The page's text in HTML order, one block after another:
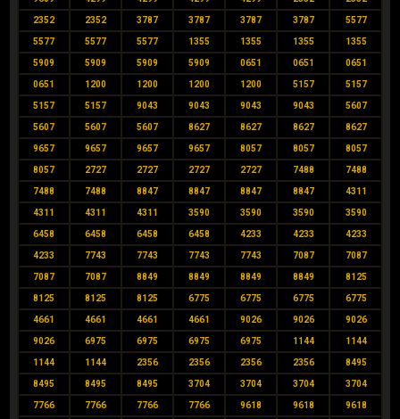
2352 2352 3787 3787 3787 3787 5577
5577 5577 5577 1355 1355 1355 1355
5909 5909 5909 5909 0651 0651 0651
0651 1200 1200 1200 1200 5157 5157
5157 5157 9043 9043 9043 9043 5607
5607 5607 5607 8627 8627 8627 8627
9657 9657 9657 9657 8057 8057 8057
8057 2727 2727 2727 2727 7488 7488
7488 7488 8847 8847 8847 8847 4311
4311 4311 4311 3590 3590 3590 3590
6458 6458 6458 6458 4233 4233 4233
4233 7743 7743 7743 7743 7087 7087
7087 7087 8849 8849 8849 8849 8125
8125 8125 8125 6775 6775 6775 6775
4661 4661 4661 4661 9026 9026 9026
9026 6975 6975 6975 6975 1144 1144
1144 1144 2356 2356 2356 2356 8495
8495 8495 8495 3704 3704 3704 3704
7766 7766 7766 7766 9618 9618 9618